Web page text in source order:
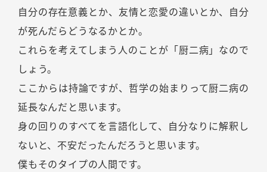
自分の存在意義とか、友情と恋愛の違いとか、自分
が死んだらどうなるかとか。
これらを考えてしまう人のことが「厨二病」なので
しょう。
ここからは持論ですが、哲学の始まりって厨二病の
延長なんだと思います。
身の回りのすべてを言語化して、自分なりに解釈し
ないと、不安だったんだろうと思います。
僕もそのタイプの人間です。